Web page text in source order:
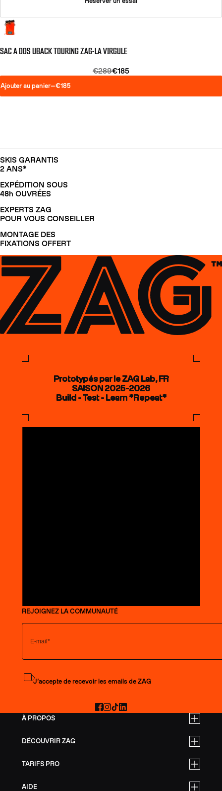
SAC A DOS UBACK TOURING ZAG-LA VIRGULE
€289€185
Ajouter au panier—€185
SKIS GARANTIS
2 ANS*
EXPÉDITION SOUS
48h OUVRÉES
EXPERTS ZAG
POUR VOUS CONSEILLER
MONTAGE DES
FIXATIONS OFFERT
À PROPOS
DÉCOUVRIR ZAG
TARIFS PRO
AIDE
Prototypés par le ZAG Lab, FR
SAISON 2025-2026
Build - Test - Learn *Repeat*
REJOIGNEZ LA COMMUNAUTÉ
S'abonner à la newsletter
J’accepte de recevoir les emails de ZAG
Facebook
Instagram
TikTokLinkedIn